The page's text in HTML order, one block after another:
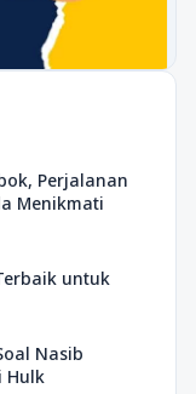
Perjalanan
Menikmati
untuk
Nasib
Hulk